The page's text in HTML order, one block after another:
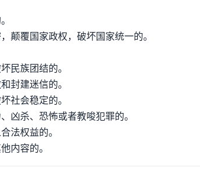
颠覆国家政权，破坏国家统一的。
民族团结的。
封建迷信的。
社会稳定的。
凶杀、恐怖或者教唆犯罪的。
法权益的。
内容的。